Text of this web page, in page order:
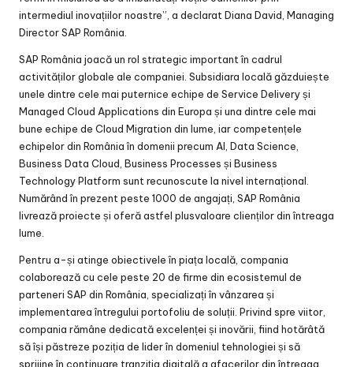
intermediul inovațiilor noastre”, a declarat Diana David, Managing
Director SAP România.
SAP România joacă un rol strategic important în cadrul
activităților globale ale companiei. Subsidiara locală găzduiește
unele dintre cele mai puternice echipe de Service Delivery și
Managed Cloud Applications din Europa și una dintre cele mai
bune echipe de Cloud Migration din lume, iar competențele
echipelor din România în domenii precum AI, Data Science,
Business Data Cloud, Business Processes și Business
Technology Platform sunt recunoscute la nivel internațional.
Numărând în prezent peste 1000 de angajați, SAP România
livrează proiecte și oferă astfel plusvaloare clienților din întreaga
lume.
Pentru a-și atinge obiectivele în piața locală, compania
colaborează cu cele peste 20 de firme din ecosistemul de
parteneri SAP din România, specializați în vânzarea și
implementarea întregului portofoliu de soluții. Privind spre viitor,
compania rămâne dedicată excelenței și inovării, fiind hotărâtă
să își păstreze poziția de lider în domeniul tehnologiei și să
sprijine în continuare tranziția digitală a afacerilor din întreaga